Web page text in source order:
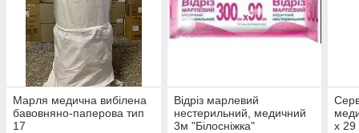
Марля медична вибілена
бавовняно-паперова тип
17
Відріз марлевий
нестерильний, медичний
3м "Білосніжка"
х 29